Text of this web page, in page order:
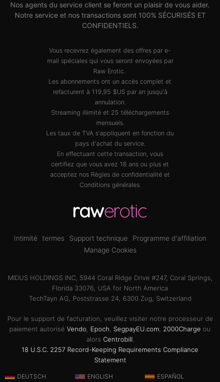
Nos agents du service client se feront un plaisir de vous aider.
Notre service et nos transactions sont 100% SÉCURISÉS ET
CONFIDENTIELS.
Vous recevrez également des offres par e-
mail spéciales qui vous seront envoyées par
Raw Erotic.
Les abonnements ont un accès complet et
refacturent à 119,95 $US par an jusqu'à
annulation.
Streaming illimité et 25 téléchargements
mensuels.
Les taux de TVA s'appliquent en fonction du
pays d'achat du service.
En effectuant cette transaction, vous
certifiez que vous avez 18 ans ou plus et
acceptez nos Règles de confidentialité et
Conditions générales.
Intimité termes Support technique
Programme d'affiliation
Manage Cookies
MIDUS HOLDINGS INC, 5944 Coral Ridge Drive #247, Coral Springs,
Florida 33076, USA for North America
TechTayn AG, Poststrasse 24, 6300 Zug, Switzerland
Pour le support de facturation, veuillez visiter notre processeur de
paiement autorisé Vendo, Epoch, SegpayEU.com, 2000Charge ou
alors Centrobill.
18 U.S.C. 2257 Record-Keeping Requirements Compliance
Statement
DEUTSCH ENGLISH ESPAÑOL